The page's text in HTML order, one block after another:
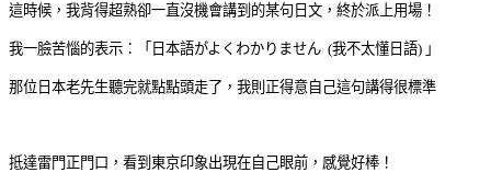
這時候，我背得超熟卻一直沒機會講到的某句日文，終於派上用場！
我一臉苦惱的表示：「日本語がよくわかりません (我不太懂日語) 」
那位日本老先生聽完就點點頭走了，我則正得意自己這句講得很標準
抵達雷門正門口，看到東京印象出現在自己眼前，感覺好棒！